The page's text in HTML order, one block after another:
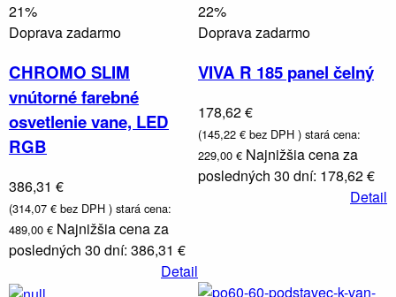
21%
Doprava zadarmo
CHROMO SLIM
vnútorné farebné
osvetlenie vane, LED
RGB
386,31 €
(314,07 € bez DPH ) stará cena:
489,00 € Najnižšia cena za
posledných 30 dní: 386,31 €
Detail
22%
Doprava zadarmo
VIVA R 185 panel čelný
178,62 €
(145,22 € bez DPH ) stará cena:
229,00 € Najnižšia cena za
posledných 30 dní: 178,62 €
Detail